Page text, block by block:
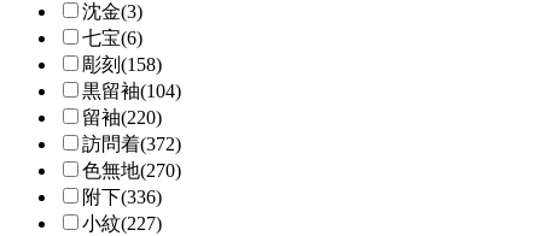
沈金(3)
七宝(6)
彫刻(158)
黒留袖(104)
留袖(220)
訪問着(372)
色無地(270)
附下(336)
小紋(227)